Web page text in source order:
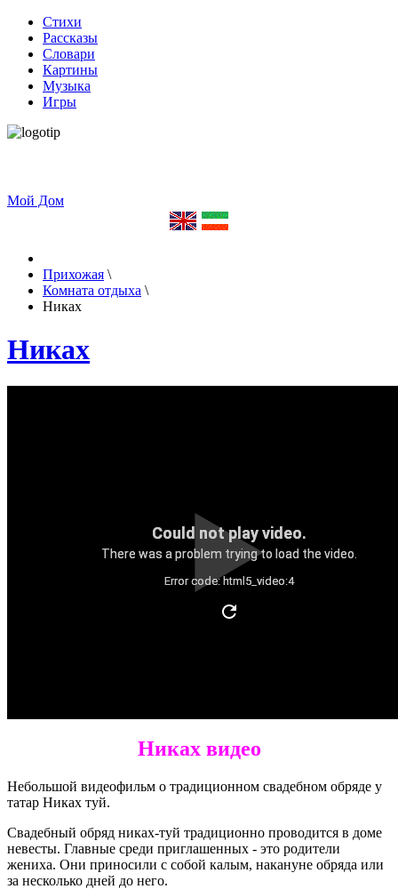
Стихи
Рассказы
Словари
Картины
Музыка
Игры
Мой Дом
Прихожая \
Комната отдыха \
Никах
Никах
Could not play video.
There was a problem trying to load the video.
Error code: html5_video:4
Никах видео
Небольшой видеофильм о традиционном свадебном обряде у
татар Никах туй.
Свадебный обряд никах-туй традиционно проводится в доме
невесты. Главные среди приглашенных - это родители
жениха. Они приносили с собой калым, накануне обряда или
за несколько дней до него.